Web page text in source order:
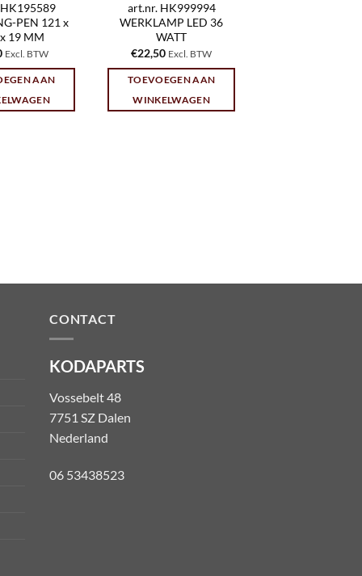
PEN 121 x
19 MM
Excl. BTW
AAN
art.nr. HK999994
WERKLAMP LED 36
WATT
€22,50 Excl. BTW
TOEVOEGEN AAN
WINKELWAGEN
CONTACT
KODAPARTS
Vossebelt 48
7751 SZ Dalen
Nederland
06 53438523